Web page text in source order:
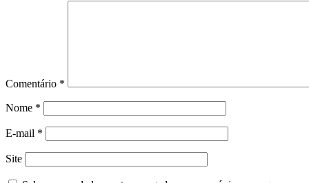
Comentário *
Nome *
E-mail *
Site